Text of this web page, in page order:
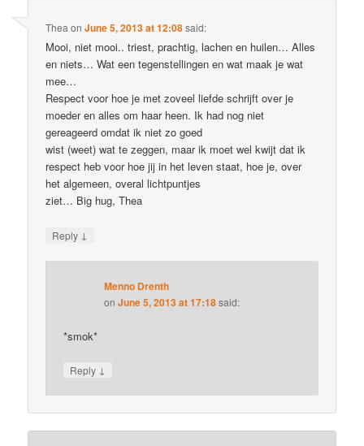
TheaonJune 5, 2013 at 12:08said:
Mooi, niet mooi.. triest, prachtig, lachen en huilen… Alles
en niets… Wat een tegenstellingen en wat maak je wat
mee…
Respect voor hoe je met zoveel liefde schrijft over je
moeder en alles om haar heen. Ik had nog niet
gereageerd omdat ik niet zo goed
wist (weet) wat te zeggen, maar ik moet wel kwijt dat ik
respect heb voor hoe jij in het leven staat, hoe je, over
het algemeen, overal lichtpuntjes
ziet… Big hug, Thea
Reply ↓
Menno Drenth
onJune 5, 2013 at 17:18said:
*smok*
Reply ↓